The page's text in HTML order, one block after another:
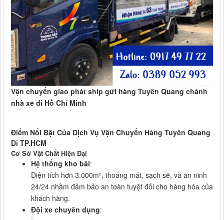
Vận chuyển giao phát ship gửi hàng Tuyên Quang chành
nhà xe đi Hồ Chí Minh
Điểm Nổi Bật Của Dịch Vụ Vận Chuyển Hàng Tuyên Quang
Đi TP.HCM
Cơ Sở Vật Chất Hiện Đại
Hệ thống kho bãi:
Diện tích hơn 3.000m², thoáng mát, sạch sẽ, và an ninh
24/24 nhằm đảm bảo an toàn tuyệt đối cho hàng hóa của
khách hàng.
Đội xe chuyên dụng: